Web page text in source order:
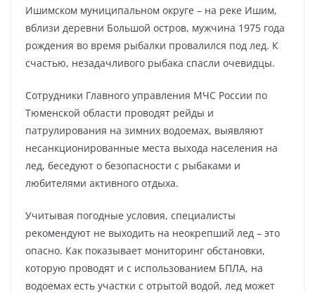
Ишимском муниципальном округе – на реке Ишим,
вблизи деревни Большой остров, мужчина 1975 года
рождения во время рыбалки провалился под лед. К
счастью, незадачливого рыбака спасли очевидцы.
Сотрудники Главного управления МЧС России по
Тюменской области проводят рейды и
патрулирования на зимних водоемах, выявляют
несанкционированные места выхода населения на
лед, беседуют о безопасности с рыбаками и
любителями активного отдыха.
Учитывая погодные условия, специалисты
рекомендуют не выходить на неокрепший лед – это
опасно. Как показывает мониторинг обстановки,
которую проводят и с использованием БПЛА, на
водоемах есть участки с отрытой водой, лед может